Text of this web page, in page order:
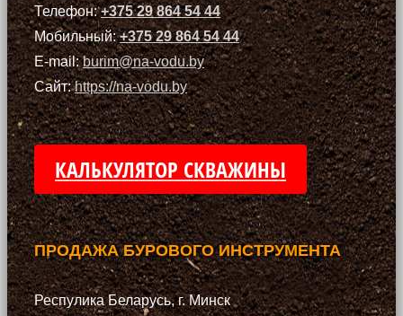
Телефон:+375 29 864 54 44
Мобильный:+375 29 864 54 44
E-mail:burim@na-vodu.by
Сайт:https://na-vodu.by
КАЛЬКУЛЯТОР СКВАЖИНЫ
ПРОДАЖА БУРОВОГО ИНСТРУМЕНТА
Респулика Беларусь, г. Минск